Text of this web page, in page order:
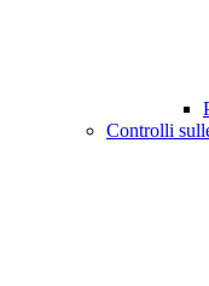
Controlli